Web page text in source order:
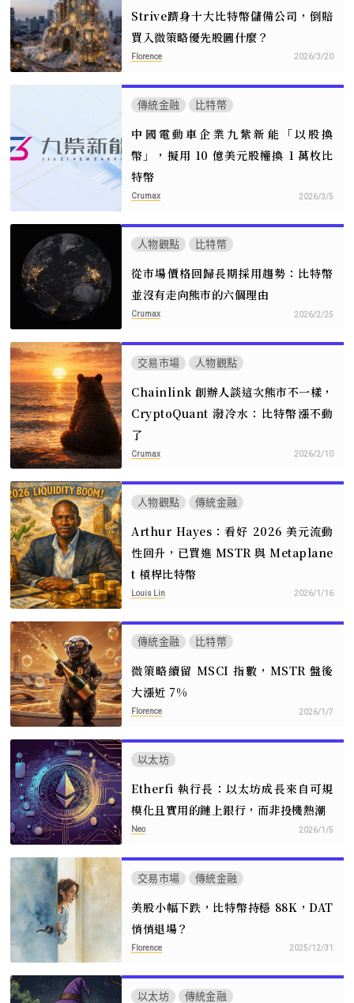
Strive躋身十大比特幣儲備公司，倒賠
買入微策略優先股圖什麼？
Florence 2026/3/20
傳統金融 比特幣
中國電動車企業九紫新能「以股換
幣」，擬用 10 億美元股權換 1 萬枚比
特幣
Crumax 2026/3/5
人物觀點 比特幣
從市場價格回歸長期採用趨勢：比特幣
並沒有走向熊市的六個理由
Crumax 2026/2/25
交易市場 人物觀點
Chainlink 創辦人談這次熊市不一樣，
CryptoQuant 潑冷水：比特幣漲不動
了
Crumax 2026/2/10
人物觀點 傳統金融
Arthur Hayes：看好 2026 美元流動
性回升，已買進 MSTR 與 Metaplane
t 槓桿比特幣
Louis Lin 2026/1/16
傳統金融 比特幣
微策略續留 MSCI 指數，MSTR 盤後
大漲近 7%
Florence 2026/1/7
以太坊
Etherfi 執行長：以太坊成長來自可規
模化且實用的鏈上銀行，而非投機熱潮
Neo 2026/1/5
交易市場 傳統金融
美股小幅下跌，比特幣持穩 88K，DAT
悄悄退場？
Florence 2025/12/31
以太坊 傳統金融